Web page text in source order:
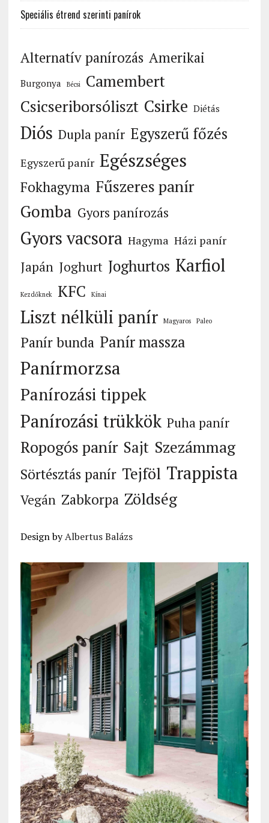
Speciális étrend szerinti panírok
Alternatív panírozás Amerikai
Burgonya Bécsi
Camembert
Csicseriborsóliszt Csirke Diétás
Diós Dupla panír Egyszerű főzés
Egyszerű panír Egészséges
Fokhagyma Fűszeres panír
Gomba Gyors panírozás
Gyors vacsora Hagyma Házi panír
Japán Joghurt Joghurtos Karfiol
Kezdőknek KFC Kínai
Liszt nélküli panír Magyaros Paleo
Panír bunda Panír massza
Panírmorzsa
Panírozási tippek
Panírozási trükkök Puha panír
Ropogós panír Sajt Szezámmag
Sörtésztás panír Tejföl Trappista
Vegán Zabkorpa Zöldség
Design byAlbertus Balázs